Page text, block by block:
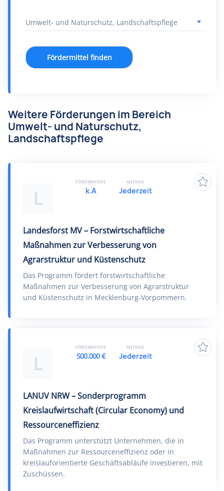
Fördermittel finden
Weitere Förderungen im Bereich
Umwelt- und Naturschutz,
Landschaftspflege
L
Landesforst MV – Forstwirtschaftliche
Maßnahmen zur Verbesserung von
Agrarstruktur und Küstenschutz
Das Programm fördert forstwirtschaftliche
Maßnahmen zur Verbesserung von Agrarstruktur
und Küstenschutz in Mecklenburg-Vorpommern.
FÖRDERHÖHE
k.A
ANTRAG
Jederzeit
L
LANUV NRW – Sonderprogramm
Kreislaufwirtschaft (Circular Economy) und
Ressourceneffizienz
Das Programm unterstützt Unternehmen, die in
Maßnahmen zur Ressourceneffizienz oder in
kreislauforientierte Geschäftsabläufe investieren, mit
Zuschüssen.
FÖRDERHÖHE
500.000 €
ANTRAG
Jederzeit